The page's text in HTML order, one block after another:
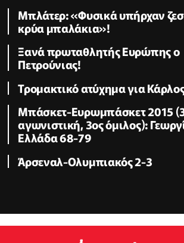
Μπλάτερ: «Φυσικά υπήρχαν
κρύα μπαλάκια»!
Ξανά πρωταθλητής Ευρώπης ο
Πετρούνιας!
Τρομακτικό ατύχημα για
Μπάσκετ-Ευρωμπάσκετ 2015
αγωνιστική, 3ος όμιλος):
Ελλάδα 68-79
Άρσεναλ-Ολυμπιακός 2-3